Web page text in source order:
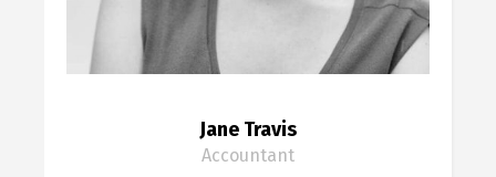
Jane Travis
Accountant